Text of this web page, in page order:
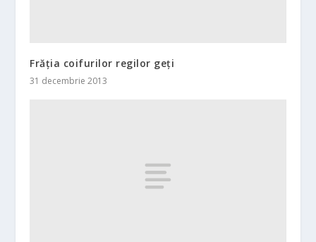
Frăția coifurilor regilor geți
31 decembrie 2013